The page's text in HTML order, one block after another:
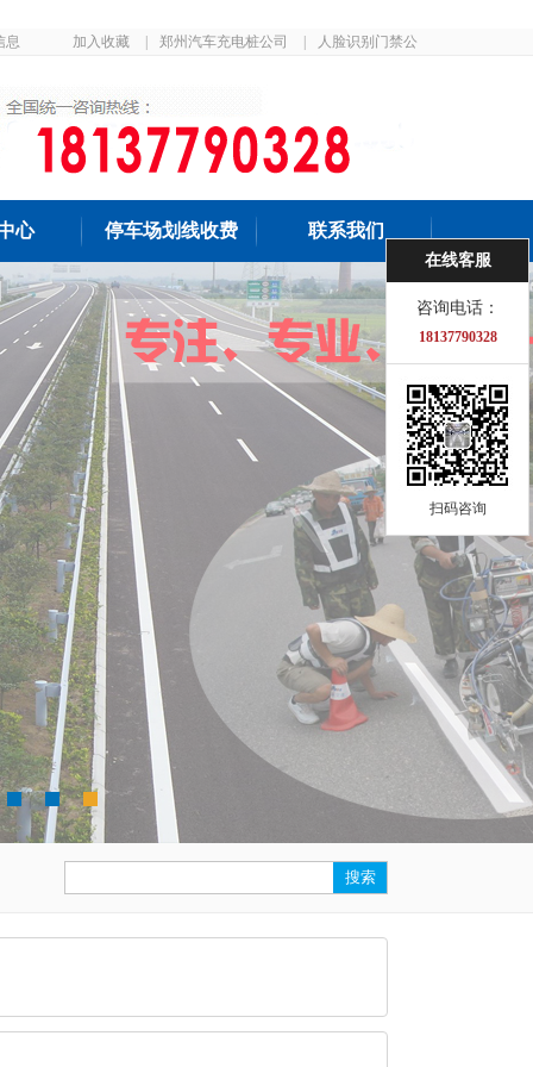
息 加入收藏 郑州汽车充电桩公司
人脸识别门禁公
心 停车场划线收费 联系我们
在线客服
咨询电话：
18137790328
扫码咨询